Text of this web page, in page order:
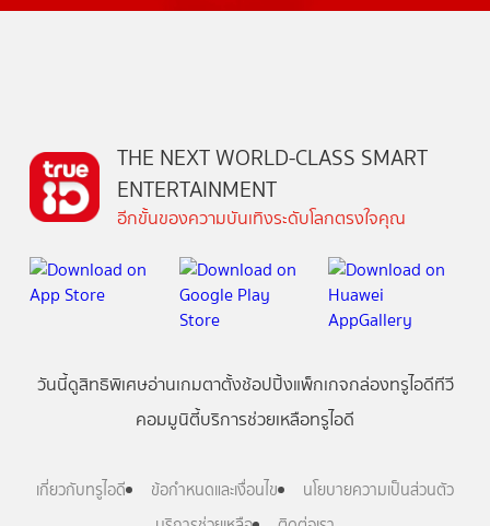
THE NEXT WORLD-CLASS SMART
ENTERTAINMENT
อีกขั้นของความบันเทิงระดับโลกตรงใจคุณ
วันนี้ดูสิทธิพิเศษอ่านเกมตาตั้งช้อปปิ้งแพ็กเกจกล่องทรูไอดีทีวี
คอมมูนิตี้บริการช่วยเหลือทรูไอดี
เกี่ยวกับทรูไอดี ข้อกำหนดและเงื่อนไข
นโยบายความเป็นส่วนตัว